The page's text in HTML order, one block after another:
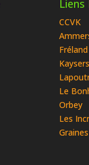
CCVK
Fréland
Le
Orbey
Les